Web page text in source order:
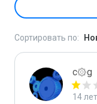
Сортировать по:
c۞g
14